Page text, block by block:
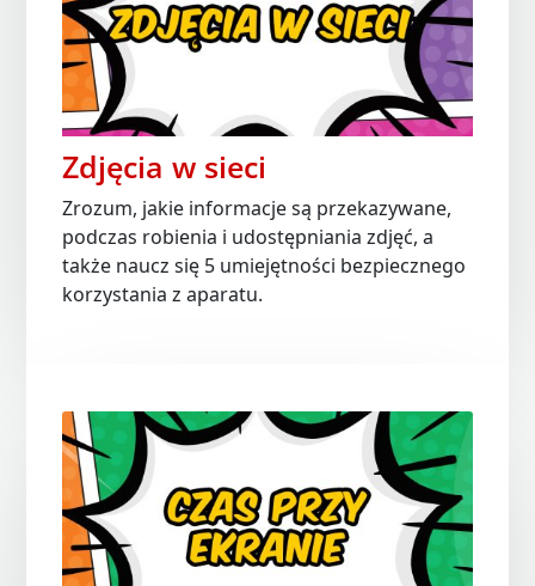
Zdjęcia w sieci
Zrozum, jakie informacje są przekazywane,
podczas robienia i udostępniania zdjęć, a
także naucz się 5 umiejętności bezpiecznego
korzystania z aparatu.